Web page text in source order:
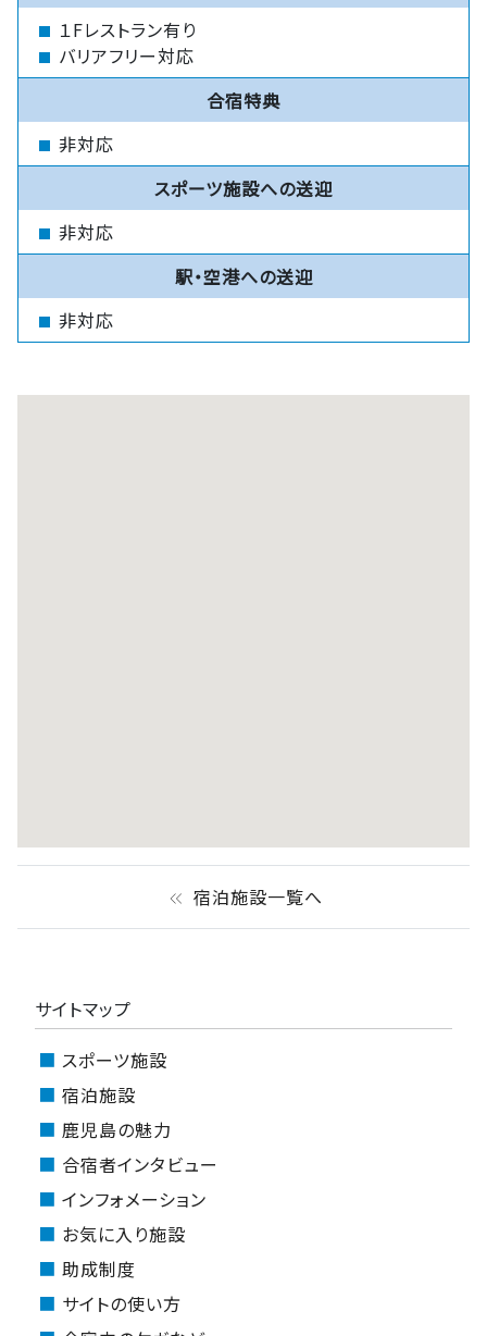
１Fレストラン有り
バリアフリー対応
合宿特典
非対応
スポーツ施設への送迎
非対応
駅・空港への送迎
非対応
keyboard_double_arrow_left 宿泊施設一覧へ
サイトマップ
スポーツ施設
宿泊施設
鹿児島の魅力
合宿者インタビュー
インフォメーション
お気に入り施設
助成制度
サイトの使い方